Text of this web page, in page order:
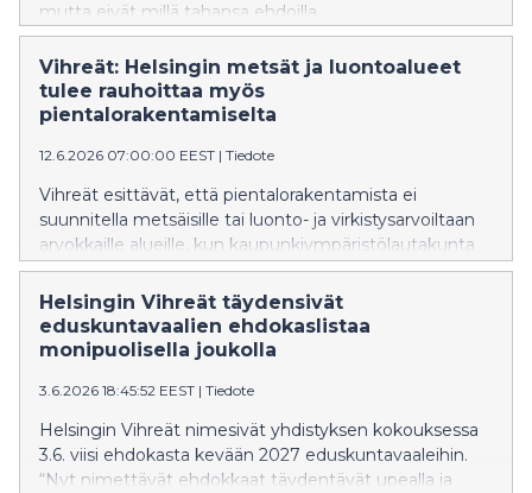
mutta eivät millä tahansa ehdoilla.
Vihreät: Helsingin metsät ja luontoalueet
tulee rauhoittaa myös
pientalorakentamiselta
12.6.2026 07:00:00 EEST | Tiedote
Vihreät esittävät, että pientalorakentamista ei
suunnitella metsäisille tai luonto- ja virkistysarvoiltaan
arvokkaille alueille, kun kaupunkiympäristölautakunta
käsittelee Helsingin pientalotonttitarjonnan lisäämistä
16.6.2026.
Helsingin Vihreät täydensivät
eduskuntavaalien ehdokaslistaa
monipuolisella joukolla
3.6.2026 18:45:52 EEST | Tiedote
Helsingin Vihreät nimesivät yhdistyksen kokouksessa
3.6. viisi ehdokasta kevään 2027 eduskuntavaaleihin.
“Nyt nimettävät ehdokkaat täydentävät upealla ja